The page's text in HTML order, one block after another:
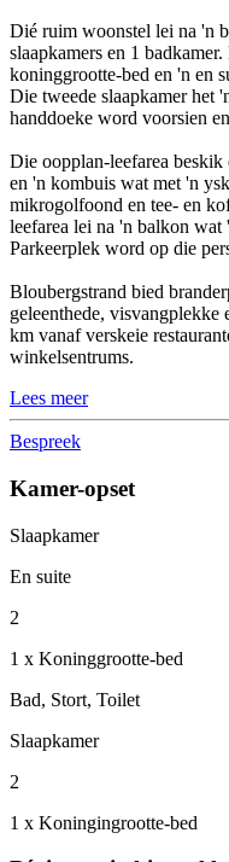
Dié ruim woonstel lei na 'n
slaapkamers en 1
koninggrootte-bed en 'n en
Die tweede slaapkamer het
handdoeke word voorsien
Die oopplan-leefarea
en 'n kombuis wat met 'n
mikrogolfoond en tee- en
leefarea lei na 'n balkon wat
Parkeerplek word op die
Bloubergstrand bied
geleenthede, visvangplekke
km vanaf verskeie
winkelsentrums.
Lees meer
Bespreek
Kamer-opset
Slaapkamer
En suite
2
1 x Koninggrootte-bed
Bad, Stort, Toilet
Slaapkamer
2
1 x Koningingrootte-bed